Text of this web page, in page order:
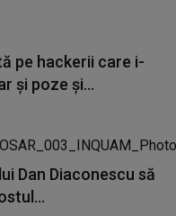
pe hackerii care i-
și poze și...
Dan Diaconescu să